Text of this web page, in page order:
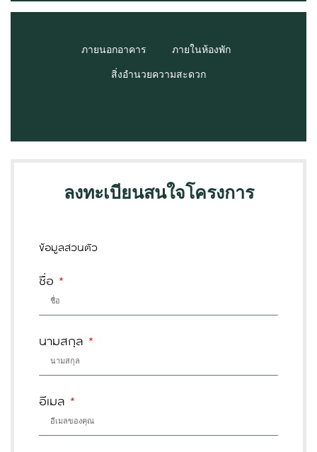
ภายนอกอาคาร ภายในห้องพัก
สิ่งอำนวยความสะดวก
ลงทะเบียนสนใจโครงการ
ข้อมูลส่วนตัว
ชื่อ
นามสกุล
อีเมล